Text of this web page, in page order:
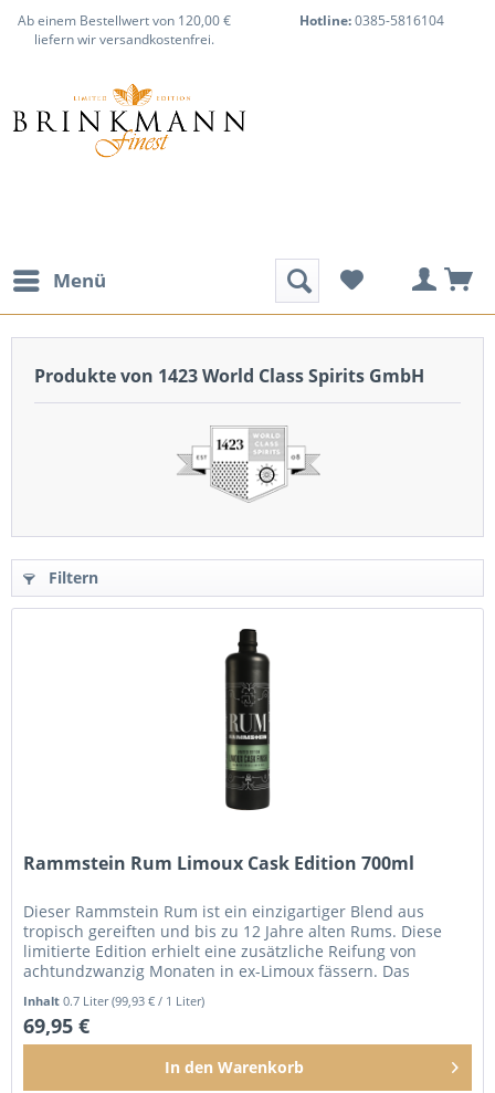
Ab einem Bestellwert von 120,00 €
liefern wir versandkostenfrei.
Hotline:0385-5816104
Menü
Produkte von 1423 World Class Spirits GmbH
Filtern
Rammstein Rum Limoux Cask Edition 700ml
Dieser Rammstein Rum ist ein einzigartiger Blend aus
tropisch gereiften und bis zu 12 Jahre alten Rums. Diese
limitierte Edition erhielt eine zusätzliche Reifung von
achtundzwanzig Monaten in ex-Limoux fässern. Das
Inhalt0.7 Liter(99,93 € / 1 Liter)
69,95 €
In den Warenkorb